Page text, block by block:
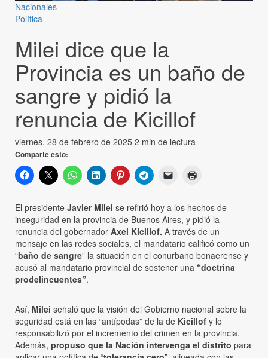
Nacionales
Política
Milei dice que la
Provincia es un baño de
sangre y pidió la
renuncia de Kicillof
viernes, 28 de febrero de 2025 2 min de lectura
Comparte esto:
El presidente Javier Milei se refirió hoy a los hechos de
inseguridad en la provincia de Buenos Aires, y pidió la
renuncia del gobernador Axel Kicillof. A través de un
mensaje en las redes sociales, el mandatario calificó como un
“baño de sangre” la situación en el conurbano bonaerense y
acusó al mandatario provincial de sostener una “doctrina
prodelincuentes”.
Así, Milei señaló que la visión del Gobierno nacional sobre la
seguridad está en las “antípodas” de la de Kicillof y lo
responsabilizó por el incremento del crimen en la provincia.
Además, propuso que la Nación intervenga el distrito para